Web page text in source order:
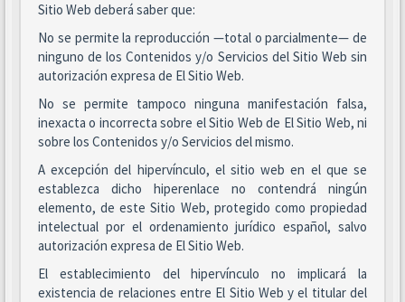
Sitio Web deberá saber que:
No se permite la reproducción —total o parcialmente— de
ninguno de los Contenidos y/o Servicios del Sitio Web sin
autorización expresa de El Sitio Web.
No se permite tampoco ninguna manifestación falsa,
inexacta o incorrecta sobre el Sitio Web de El Sitio Web, ni
sobre los Contenidos y/o Servicios del mismo.
A excepción del hipervínculo, el sitio web en el que se
establezca dicho hiperenlace no contendrá ningún
elemento, de este Sitio Web, protegido como propiedad
intelectual por el ordenamiento jurídico español, salvo
autorización expresa de El Sitio Web.
El establecimiento del hipervínculo no implicará la
existencia de relaciones entre El Sitio Web y el titular del